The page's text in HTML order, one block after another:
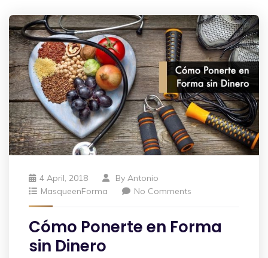
4 April, 2018 By Antonio
MasqueenForma
No Comments
Cómo Ponerte en Forma
sin Dinero